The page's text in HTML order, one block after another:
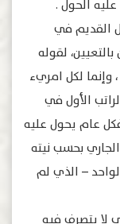
الحول .
القديم في
لقوله
وإنما لكل امريء
الأول في
فكل عام يحول عليه
بحسب نيته
– الذي لم
لا يتصرف فيه